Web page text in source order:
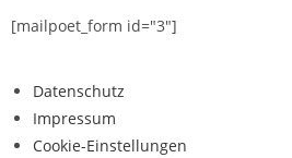
[mailpoet_form id="3"]
Datenschutz
Impressum
Cookie-Einstellungen